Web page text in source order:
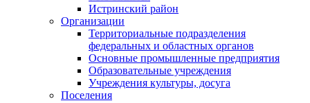
Истринский район
Организации
Территориальные подразделения
федеральных и областных органов
Основные промышленные предприятия
Образовательные учреждения
Учреждения культуры, досуга
Поселения